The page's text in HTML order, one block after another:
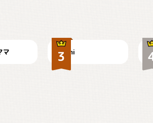
マ mi